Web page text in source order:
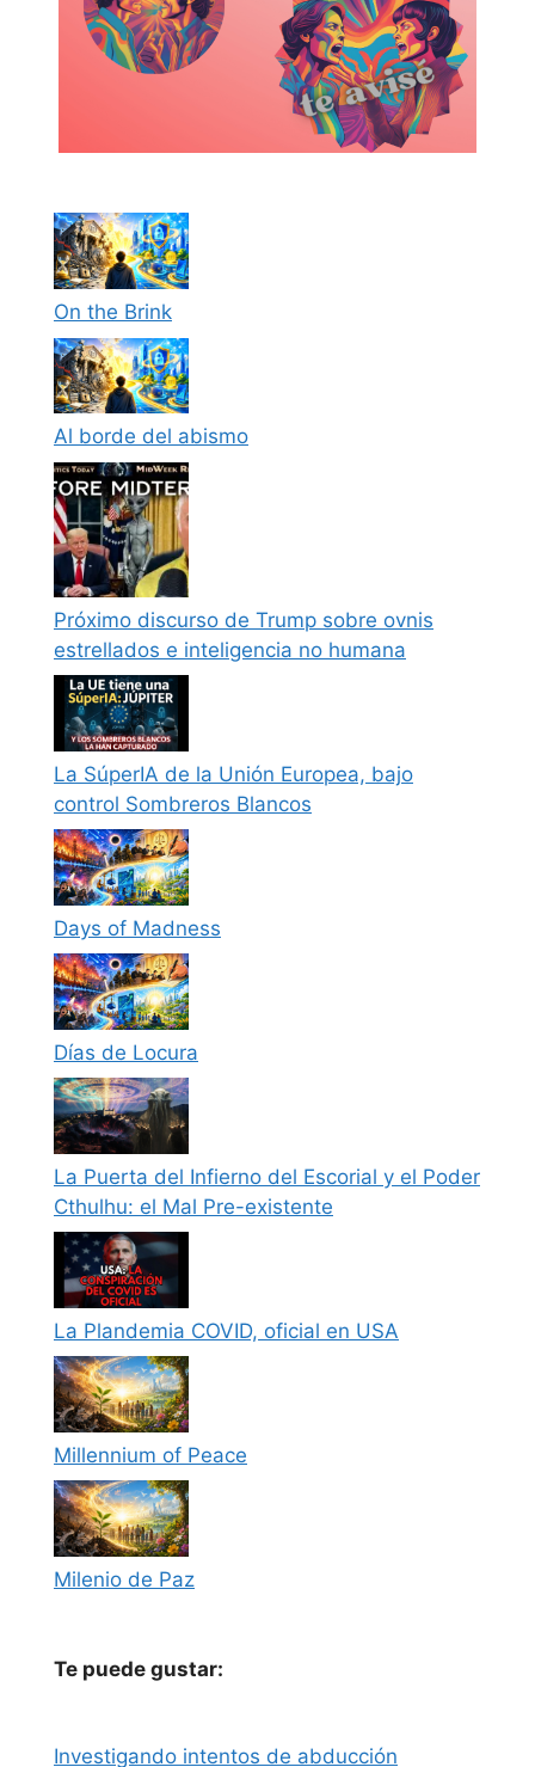
On the Brink
Al borde del abismo
Próximo discurso de Trump sobre ovnis
estrellados e inteligencia no humana
La SúperIA de la Unión Europea, bajo
control Sombreros Blancos
Days of Madness
Días de Locura
La Puerta del Infierno del Escorial y el Poder
Cthulhu: el Mal Pre-existente
La Plandemia COVID, oficial en USA
Millennium of Peace
Milenio de Paz
Te puede gustar:
Investigando intentos de abducción